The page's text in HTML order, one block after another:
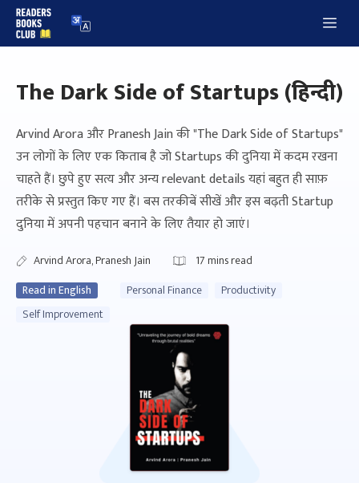
Skip
to
The Dark Side of Startups (हिन्दी)
Arvind Arora और Pranesh Jain की "The Dark Side of Startups"
उन लोगों के लिए एक किताब है जो Startups की दुनिया में कदम रखना
चाहते हैं। छुपे हुए सत्य और अन्य relevant details यहां बहुत ही साफ़
तरीके से प्रस्तुत किए गए हैं। बस तरकीबें सीखें और इस बढ़ती Startup
दुनिया में अपनी पहचान बनाने के लिए तैयार हो जाएं।
Arvind Arora, Pranesh Jain 17 mins read
Read in English
Personal Finance
Productivity
Self Improvement